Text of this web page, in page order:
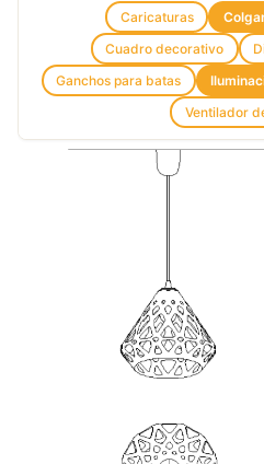
Caricaturas
Cuadro decorativo
Ganchos para batas
Ventilador